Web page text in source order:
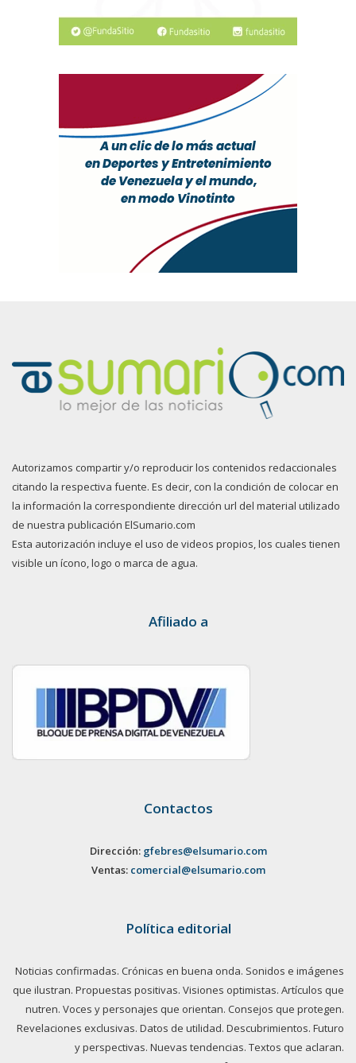
Autorizamos compartir y/o reproducir los contenidos redaccionales
citando la respectiva fuente. Es decir, con la condición de colocar en
la información la correspondiente dirección url del material utilizado
de nuestra publicación ElSumario.com
Esta autorización incluye el uso de videos propios, los cuales tienen
visible un ícono, logo o marca de agua.
Afiliado a
Contactos
Dirección: gfebres@elsumario.com
Ventas: comercial@elsumario.com
Política editorial
Noticias confirmadas. Crónicas en buena onda. Sonidos e imágenes
que ilustran. Propuestas positivas. Visiones optimistas. Artículos que
nutren. Voces y personajes que orientan. Consejos que protegen.
Revelaciones exclusivas. Datos de utilidad. Descubrimientos. Futuro
y perspectivas. Nuevas tendencias. Textos que aclaran.